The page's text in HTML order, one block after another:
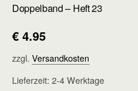
Doppelband – Heft 23
€ 4.95
zzgl. Versandkosten
Lieferzeit: 2-4 Werktage